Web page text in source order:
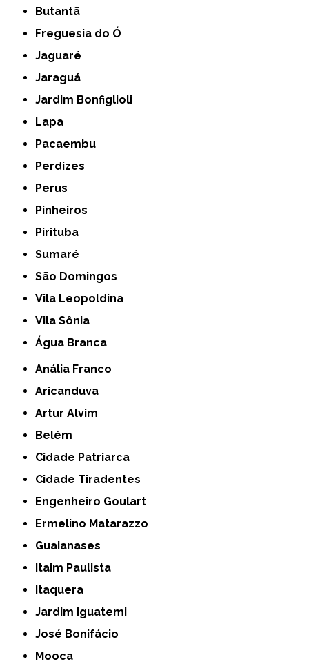
Butantã
Freguesia do Ó
Jaguaré
Jaraguá
Jardim Bonfiglioli
Lapa
Pacaembu
Perdizes
Perus
Pinheiros
Pirituba
Sumaré
São Domingos
Vila Leopoldina
Vila Sônia
Água Branca
Anália Franco
Aricanduva
Artur Alvim
Belém
Cidade Patriarca
Cidade Tiradentes
Engenheiro Goulart
Ermelino Matarazzo
Guaianases
Itaim Paulista
Itaquera
Jardim Iguatemi
José Bonifácio
Mooca